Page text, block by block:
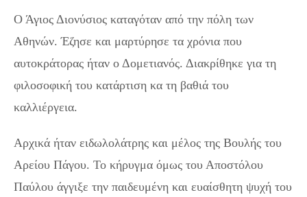
Ο Άγιος Διονύσιος καταγόταν από την πόλη των
Αθηνών. Έζησε και μαρτύρησε τα χρόνια που
αυτοκράτορας ήταν ο Δομετιανός. Διακρίθηκε για τη
φιλοσοφική του κατάρτιση κα τη βαθιά του
καλλιέργεια.
Αρχικά ήταν ειδωλολάτρης και μέλος της Βουλής του
Αρείου Πάγου. Το κήρυγμα όμως του Αποστόλου
Παύλου άγγιξε την παιδευμένη και ευαίσθητη ψυχή του